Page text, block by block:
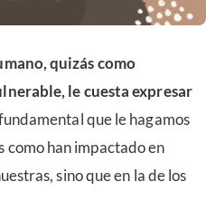
quizás como
le cuesta expresar
que le hagamos
como han impactado en
sino que en la de los